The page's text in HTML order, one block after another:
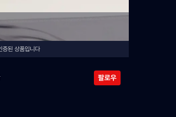
증된 상품입니다
팔로우